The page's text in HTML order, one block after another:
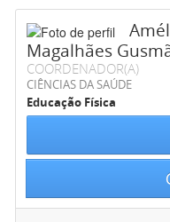
Magalhães
COORDENADOR(A)
CIÊNCIAS DA SAÚDE
Educação Física